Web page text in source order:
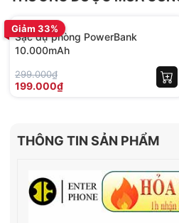
Giảm 33%
BH 12 tháng
Sạc dự phòng PowerBank
10.000mAh
299.000₫
199.000₫
THÔNG TIN SẢN PHẨM